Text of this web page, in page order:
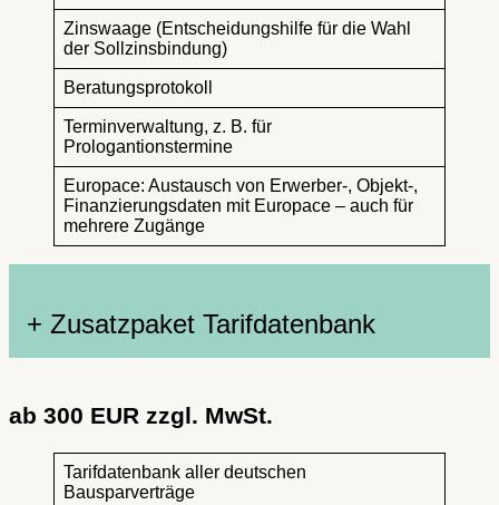
Zinswaage (Entscheidungshilfe für die Wahl
der Sollzinsbindung)
Beratungsprotokoll
Terminverwaltung, z. B. für
Prologantionstermine
Europace: Austausch von Erwerber-, Objekt-,
Finanzierungsdaten mit Europace – auch für
mehrere Zugänge
+ Zusatzpaket Tarifdatenbank
ab 300 EUR zzgl. MwSt.
Tarifdatenbank aller deutschen
Bausparverträge